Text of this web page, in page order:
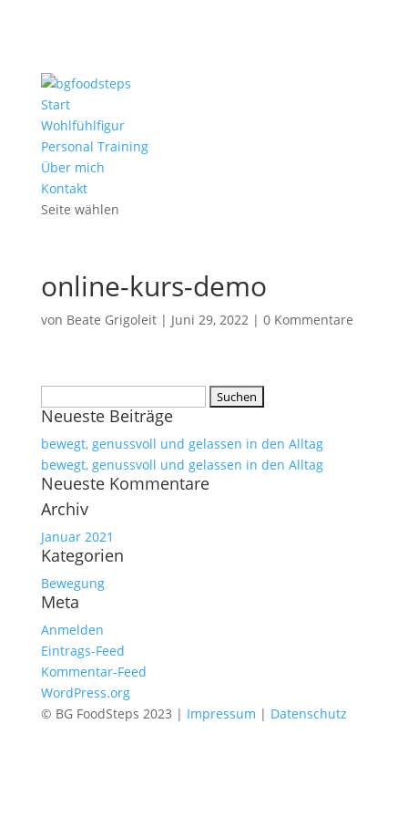
Start
Wohlfühlfigur
Personal Training
Über mich
Kontakt
Seite wählen
online-kurs-demo
von Beate Grigoleit| Juni 29, 2022| 0 Kommentare
nach:
Neueste Beiträge
bewegt, genussvoll und gelassen in den Alltag
bewegt, genussvoll und gelassen in den Alltag
Neueste Kommentare
Archiv
Januar 2021
Kategorien
Bewegung
Meta
Anmelden
Eintrags-Feed
Kommentar-Feed
WordPress.org
© BG FoodSteps 2023 | Impressum | Datenschutz